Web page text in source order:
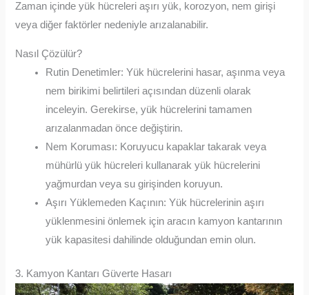
Zaman içinde yük hücreleri aşırı yük, korozyon, nem girişi
veya diğer faktörler nedeniyle arızalanabilir.
Nasıl Çözülür?
Rutin Denetimler: Yük hücrelerini hasar, aşınma veya
nem birikimi belirtileri açısından düzenli olarak
inceleyin. Gerekirse, yük hücrelerini tamamen
arızalanmadan önce değiştirin.
Nem Koruması: Koruyucu kapaklar takarak veya
mühürlü yük hücreleri kullanarak yük hücrelerini
yağmurdan veya su girişinden koruyun.
Aşırı Yüklemeden Kaçının: Yük hücrelerinin aşırı
yüklenmesini önlemek için aracın kamyon kantarının
yük kapasitesi dahilinde olduğundan emin olun.
3. Kamyon Kantarı Güverte Hasarı